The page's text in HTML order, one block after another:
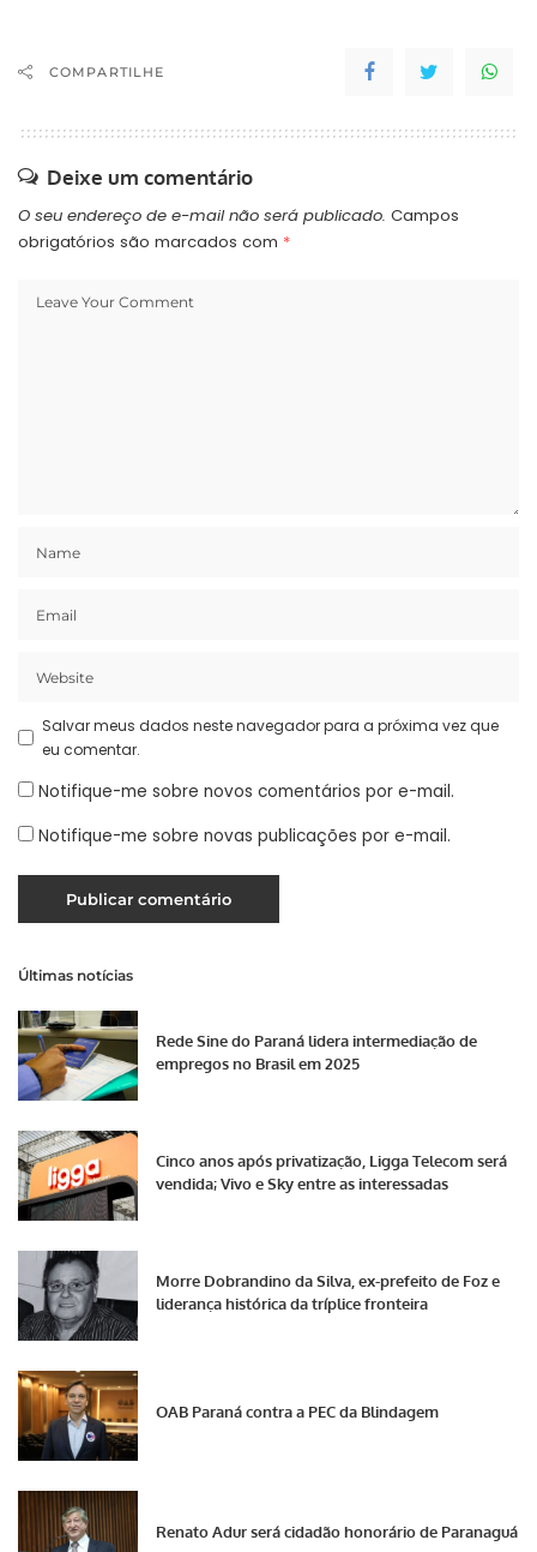
COMPARTILHE
Deixe um comentário
O seu endereço de e-mail não será publicado. Campos
obrigatórios são marcados com *
Salvar meus dados neste navegador para a próxima vez que
eu comentar.
Notifique-me sobre novos comentários por e-mail.
Notifique-me sobre novas publicações por e-mail.
Últimas notícias
Rede Sine do Paraná lidera intermediação de
empregos no Brasil em 2025
Cinco anos após privatização, Ligga Telecom será
vendida; Vivo e Sky entre as interessadas
Morre Dobrandino da Silva, ex-prefeito de Foz e
liderança histórica da tríplice fronteira
OAB Paraná contra a PEC da Blindagem
Renato Adur será cidadão honorário de Paranaguá